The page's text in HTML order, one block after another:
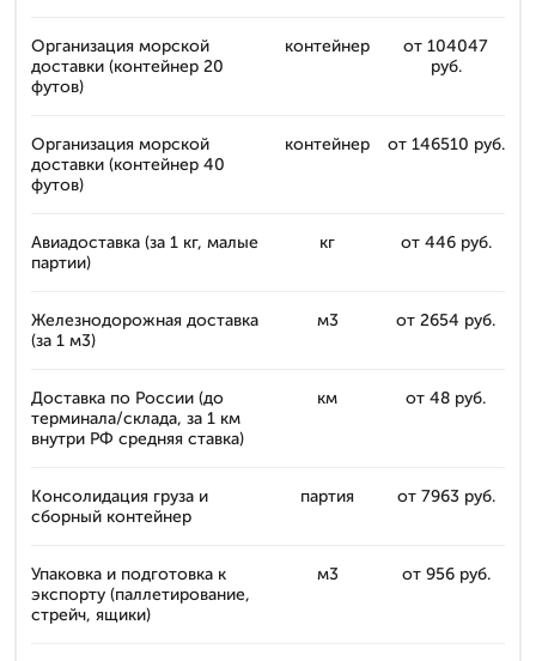
Организация морской
доставки (контейнер 20
футов)
контейнер
от 104047
руб.
Организация морской
доставки (контейнер 40
футов)
контейнер от 146510 руб.
Авиадоставка (за 1 кг, малые
партии)
кг от 446 руб.
Железнодорожная доставка
(за 1 м3)
м3 от 2654 руб.
Доставка по России (до
терминала/склада, за 1 км
внутри РФ средняя ставка)
км от 48 руб.
Консолидация груза и
сборный контейнер
партия от 7963 руб.
Упаковка и подготовка к
экспорту (паллетирование,
стрейч, ящики)
м3 от 956 руб.